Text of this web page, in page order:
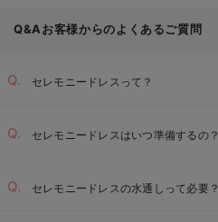
Q&Aお客様からのよくあるご質問
セレモニードレスって？
セレモニードレスはいつ準備するの？
セレモニードレスの水通しって必要？